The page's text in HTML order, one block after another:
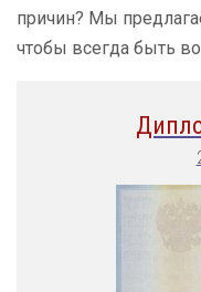
причин? Мы
чтобы всегда быть